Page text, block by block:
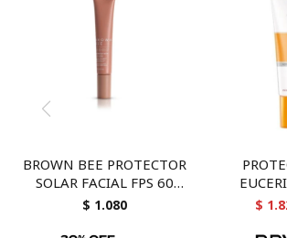
BROWN BEE PROTECTOR
SOLAR FACIAL FPS 60
TONO DARK
$ 1.080 $